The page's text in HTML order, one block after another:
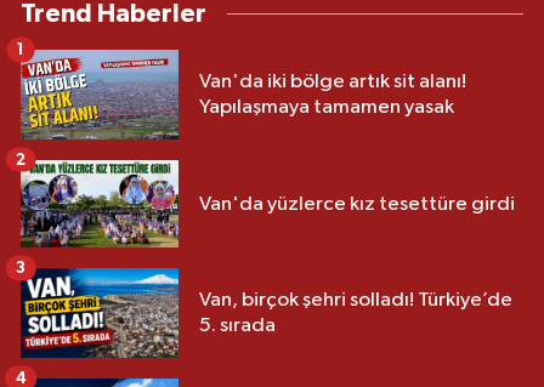
Trend Haberler
Van'da iki bölge artık sit alanı!
Yapılaşmaya tamamen yasak
1
Van'da yüzlerce kız tesettüre girdi
2
Van, birçok şehri solladı! Türkiye’de
5. sırada
3
4